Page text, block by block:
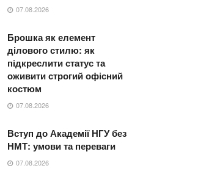
07.08.2026
Брошка як елемент
ділового стилю: як
підкреслити статус та
оживити строгий офісний
костюм
07.08.2026
Вступ до Академії НГУ без
НМТ: умови та переваги
07.08.2026